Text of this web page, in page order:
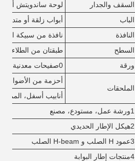
السقف والجدار
لوحة ساندويتش أو
الباب
أبواب زلقة أو
النافذة
نافذة من سبيكة
السطح
طبقتان من الطلاء
ورقة
0صفيحات معدنية من 0.5 أو 0.6 ملم
الملحقات
أحزمة من الأضواء
أنابيب أسفل،
1ورشة عمل، مستودع، مصنع
2هيكل الإطار الحديدي
3عمود H الصلب و H-beam الصلب
4منتجات إطار البوابة